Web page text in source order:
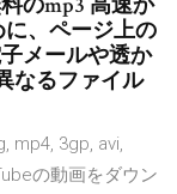
のmp3 高速か
、ページ上の
メールや透か
なるファイル
mp4, 3gp, avi,
の動画をダウン